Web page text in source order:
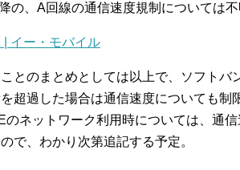
の、A回線の通信速度規制については不
| イー・モバイル
とのまとめとしては以上で、ソフトバ
超過した場合は通信速度についても制
のネットワーク利用時については、通
で、わかり次第追記する予定。